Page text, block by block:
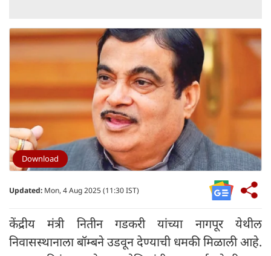
Download
Updated: Mon, 4 Aug 2025 (11:30 IST)
केंद्रीय मंत्री नितीन गडकरी यांच्या नागपूर येथील
निवासस्थानाला बॉम्बने उडवून देण्याची धमकी मिळाली आहे.